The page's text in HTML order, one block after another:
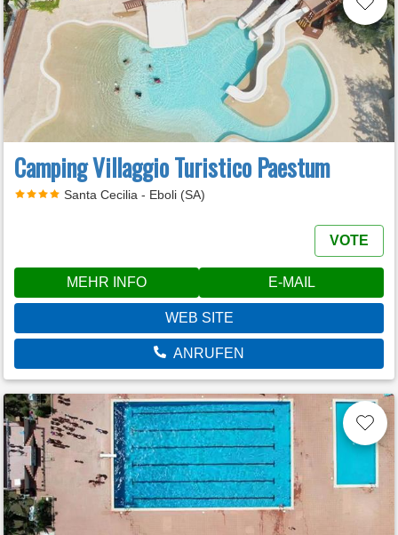
Camping Villaggio Turistico Paestum
Santa Cecilia - Eboli (SA)
VOTE
MEHR INFO E-MAIL
WEB SITE
ANRUFEN